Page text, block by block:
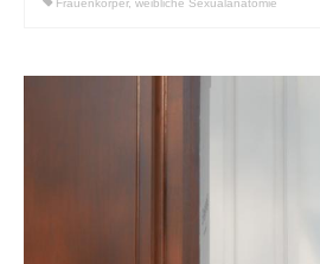
Frauenkörper, weibliche Sexualanatomie